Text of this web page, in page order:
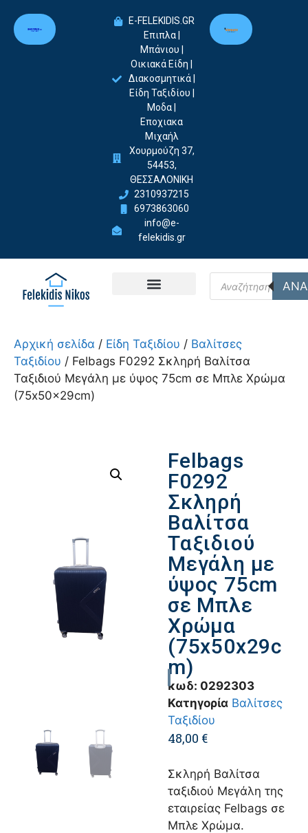
E-FELEKIDIS.GR
Επιπλα |
Μπάνιου |
Οικιακά Είδη |
Διακοσμητικά |
Είδη Ταξιδίου |
Μοδα |
Εποχιακα
Μιχαήλ
Χουρμούζη 37,
54453,
ΘΕΣΣΑΛΟΝΙΚΗ
2310937215
6973863060
info@e-
felekidis.gr
Αρχική σελίδα / Είδη Ταξιδίου / Βαλίτσες
Ταξιδίου / Felbags F0292 Σκληρή Βαλίτσα
Ταξιδιού Μεγάλη με ύψος 75cm σε Μπλε Χρώμα
(75x50x29cm)
Felbags
F0292
Σκληρή
Βαλίτσα
Ταξιδιού
Μεγάλη με
ύψος 75cm
σε Μπλε
Χρώμα
(75x50x29c
m)
κωδ: 0292303
Κατηγορία Βαλίτσες
Ταξιδίου
48,00 €
Σκληρή Βαλίτσα
ταξιδιού Μεγάλη της
εταιρείας Felbags σε
Μπλε Χρώμα.